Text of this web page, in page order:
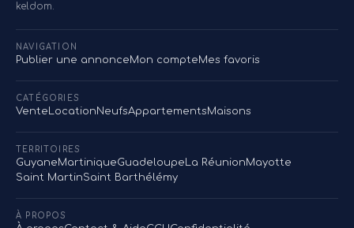
keldom.
NAVIGATION
Publier une annonceMon compteMes favoris
CATÉGORIES
Vente LocationNeufsAppartementsMaisons
TERRITOIRES
GuyaneMartiniqueGuadeloupe La RéunionMayotte
Saint MartinSaint Barthélémy
À PROPOS